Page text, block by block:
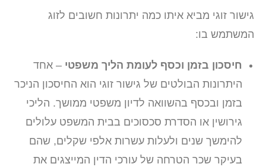
גישור זוגי מביא איתו כמה יתרונות חשובים לזוג
המשתמש בו:
חיסכון בזמן וכסף לעומת הליך משפטי – אחד
היתרונות הבולטים של גישור זוגי הוא החיסכון הניכר
בזמן ובכסף בהשוואה לדיון משפטי ממושך. הליכי
גירושין או הסדרת סכסוכים בבית המשפט עלולים
להימשך שנים ולעלות עשרות אלפי שקלים, שהם
בעיקר שכר הטרחה של עורכי הדין המייצגים את